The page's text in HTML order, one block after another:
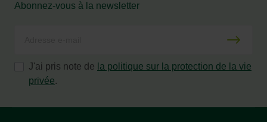
Abonnez-vous à la newsletter
J'ai pris note de la politique sur la protection de la vie
privée.